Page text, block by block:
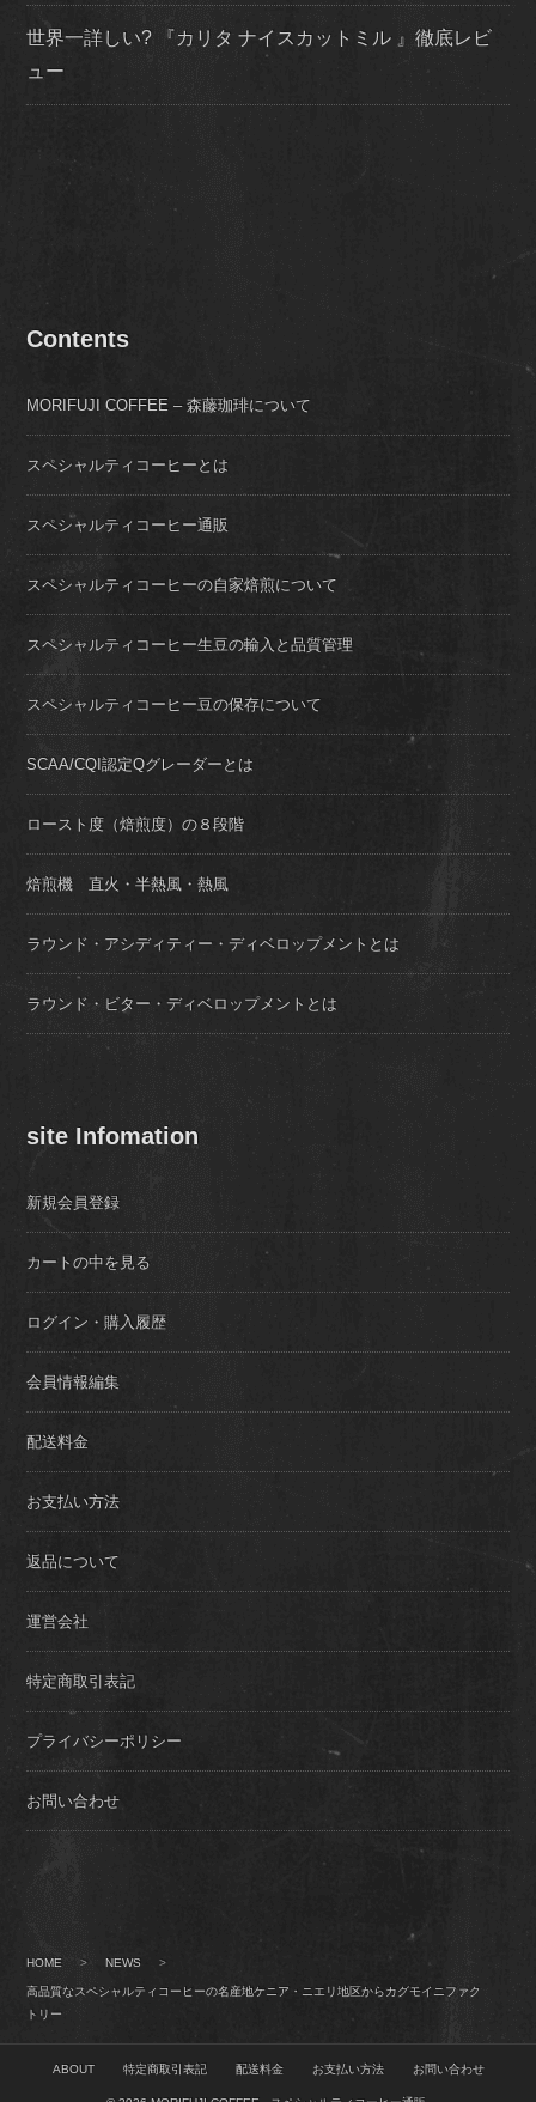
世界一詳しい? 『カリタ ナイスカットミル 』徹底レビ
ュー
Contents
MORIFUJI COFFEE – 森藤珈琲について
スペシャルティコーヒーとは
スペシャルティコーヒー通販
スペシャルティコーヒーの自家焙煎について
スペシャルティコーヒー生豆の輸入と品質管理
スペシャルティコーヒー豆の保存について
SCAA/CQI認定Qグレーダーとは
ロースト度（焙煎度）の８段階
焙煎機 直火・半熱風・熱風
ラウンド・アシディティー・ディベロップメントとは
ラウンド・ビター・ディベロップメントとは
site Infomation
新規会員登録
カートの中を見る
ログイン・購入履歴
会員情報編集
配送料金
お支払い方法
返品について
運営会社
特定商取引表記
プライバシーポリシー
お問い合わせ
HOME > NEWS >
高品質なスペシャルティコーヒーの名産地ケニア・ニエリ地区からカグモイニファク
トリー
ABOUT 特定商取引表記 配送料金 お支払い方法 お問い合わせ